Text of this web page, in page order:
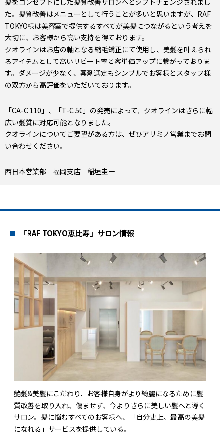
髪をコンセプトにした髪質改善サロンへとシフトチェンジされまし
た。髪質改善はメニューとして行うことが多いと思いますが、RAF
TOKYO様は美容室で提供するすべてが美髪につながるという考えを
大切に、お客様から高い支持を得ております。
クオラインはお店の軸となる縮毛矯正にて使用し、美髪を叶えられ
るアイテムとして高いリピート率と客単価アップに繋がっておりま
す。ダメージが少なく、薬剤選定もシンプルでお客様とスタッフ様
の双方から高評価をいただいております。
「CA-C 110」、「T-C 50」の発売によって、クオラインはさらに幅
広い髪質に対応可能となりました。
クオラインについてご要望がある方は、ぜひアリミノ営業までお問
い合わせください。
西日本営業部 福岡支店 稲垣圭一
「RAF TOKYO恵比寿」サロン情報
艶髪&美髪にこだわり、お客様自身がより綺麗になるために髪
質改善を取り入れ、傷ませず、今よりさらに美しい髪へと導く
サロン。髪に悩むすべてのお客様へ、「自分史上、最高の美髪
になれる」サービスを提供している。